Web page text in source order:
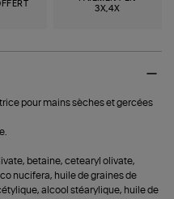
3X,4X
pour mains sèches et gercées
betaine, cetearyl olivate,
nucifera, huile de graines de
alcool stéarylique, huile de